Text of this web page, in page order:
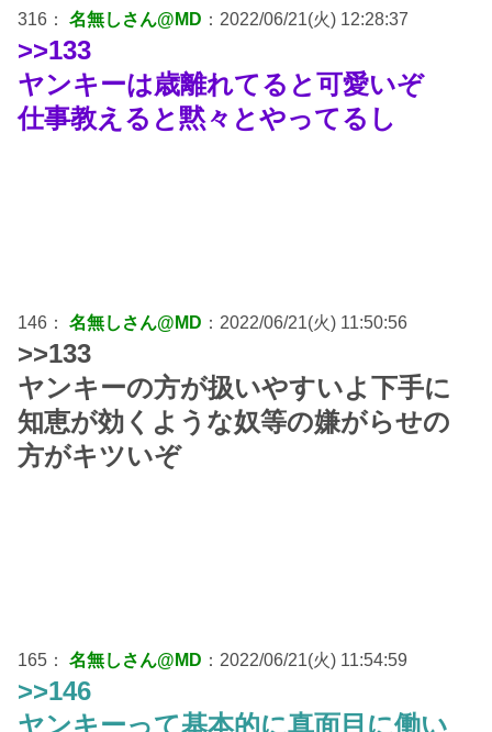
316： 名無しさん@MD ：2022/06/21(火) 12:28:37
>>133
ヤンキーは歳離れてると可愛いぞ
仕事教えると黙々とやってるし
146： 名無しさん@MD ：2022/06/21(火) 11:50:56
>>133
ヤンキーの方が扱いやすいよ下手に
知恵が効くような奴等の嫌がらせの
方がキツいぞ
165： 名無しさん@MD ：2022/06/21(火) 11:54:59
>>146
ヤンキーって基本的に真面目に働い